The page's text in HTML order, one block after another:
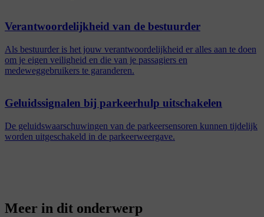
Verantwoordelijkheid van de bestuurder
Als bestuurder is het jouw verantwoordelijkheid er alles aan te doen
om je eigen veiligheid en die van je passagiers en
medeweggebruikers te garanderen.
Geluidssignalen bij parkeerhulp uitschakelen
De geluidswaarschuwingen van de parkeersensoren kunnen tijdelijk
worden uitgeschakeld in de parkeerweergave.
Meer in dit onderwerp